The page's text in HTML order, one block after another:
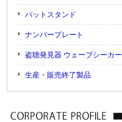
バットスタンド
ナンバープレート
盗聴発見器 ウェーブシーカー
生産・販売終了製品